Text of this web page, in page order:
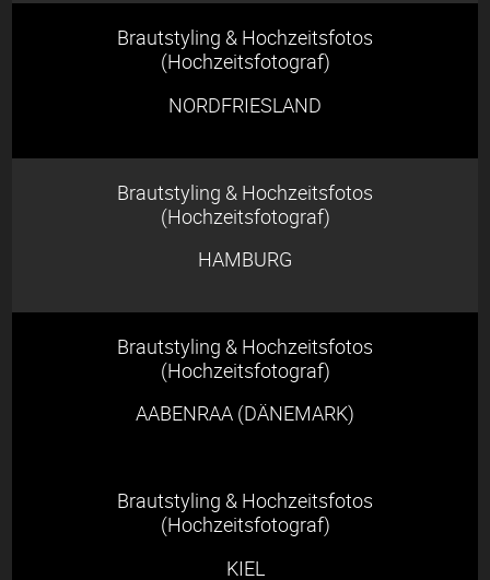
Brautstyling & Hochzeitsfotos
(Hochzeitsfotograf)
NORDFRIESLAND
Brautstyling & Hochzeitsfotos
(Hochzeitsfotograf)
HAMBURG
Brautstyling & Hochzeitsfotos
(Hochzeitsfotograf)
AABENRAA (DÄNEMARK)
Brautstyling & Hochzeitsfotos
(Hochzeitsfotograf)
KIEL